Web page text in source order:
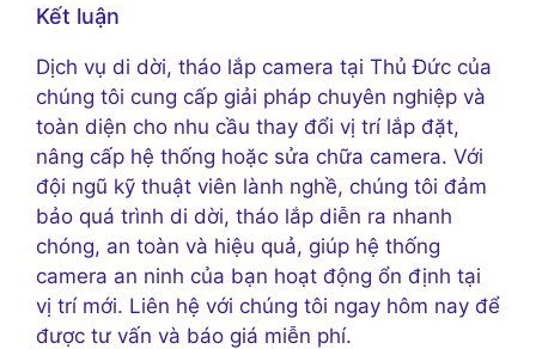
Kết luận
Dịch vụ di dời, tháo lắp camera tại Thủ Đức của
chúng tôi cung cấp giải pháp chuyên nghiệp và
toàn diện cho nhu cầu thay đổi vị trí lắp đặt,
nâng cấp hệ thống hoặc sửa chữa camera. Với
đội ngũ kỹ thuật viên lành nghề, chúng tôi đảm
bảo quá trình di dời, tháo lắp diễn ra nhanh
chóng, an toàn và hiệu quả, giúp hệ thống
camera an ninh của bạn hoạt động ổn định tại
vị trí mới. Liên hệ với chúng tôi ngay hôm nay để
được tư vấn và báo giá miễn phí.